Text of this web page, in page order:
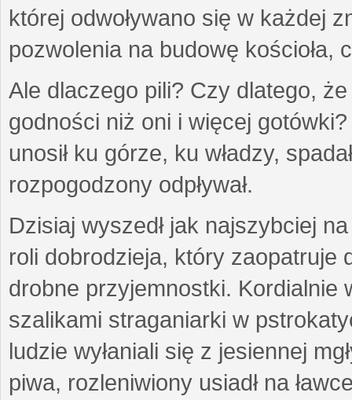
której odwoływano się w każdej
pozwolenia na budowę kościoła,
Ale dlaczego pili? Czy dlatego,
godności niż oni i więcej gotówki?
unosił ku górze, ku władzy,
rozpogodzony odpływał.
Dzisiaj wyszedł jak najszybciej
roli dobrodzieja, który zaopatruje
drobne przyjemnostki. Kordialnie
szalikami straganiarki w
ludzie wyłaniali się z jesiennej
piwa, rozleniwiony usiadł na